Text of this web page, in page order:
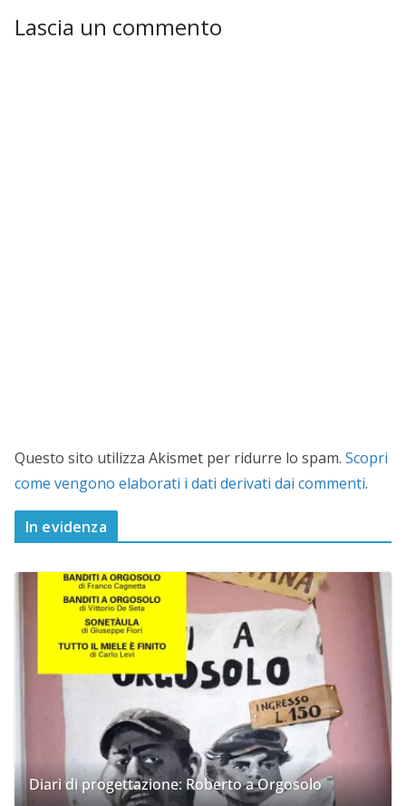
Lascia un commento
Questo sito utilizza Akismet per ridurre lo spam. Scopri
come vengono elaborati i dati derivati dai commenti.
In evidenza
Diari di progettazione: Roberto a Orgosolo